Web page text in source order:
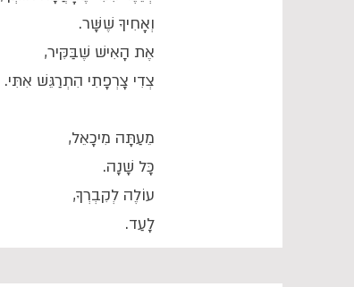
וְאָחִיךָ שֶׁשָּׁר.
אֶת הָאִישׁ שֶׁבַּקִּיר,
צְדִי צָרְפָתִי הִתְרַגֵּשׁ אִתִּי.
מֵעַתָּה מִיכָאֵל,
כָּל שָׁנָה.
עוֹלֶה לְקִבְרְךָ,
לָעַד.